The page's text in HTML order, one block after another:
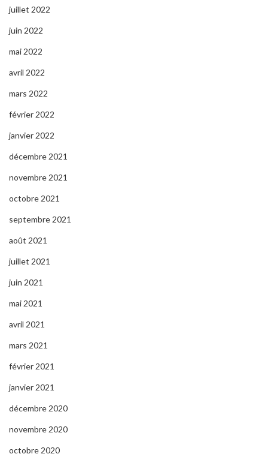
juillet 2022
juin 2022
mai 2022
avril 2022
mars 2022
février 2022
janvier 2022
décembre 2021
novembre 2021
octobre 2021
septembre 2021
août 2021
juillet 2021
juin 2021
mai 2021
avril 2021
mars 2021
février 2021
janvier 2021
décembre 2020
novembre 2020
octobre 2020